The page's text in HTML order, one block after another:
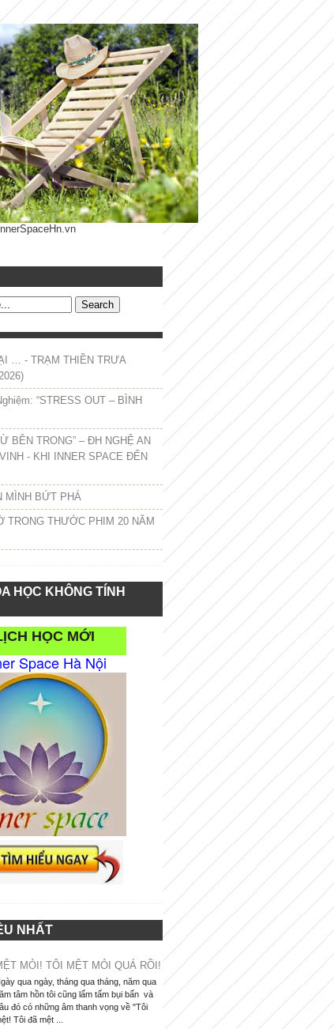
… - TRẠM THIỀN TRƯA
“STRESS OUT – BÌNH
BÊN TRONG” – ĐH NGHỆ AN
- KHI INNER SPACE ĐẾN
MÌNH BỨT PHÁ
TRONG THƯỚC PHIM 20 NĂM
HỌC KHÔNG TÍNH
HỌC MỚI
Space Hà Nội
NHẤT
MỎI! TÔI MỆT MỎI QUÁ RỒI!
qua ngày, tháng qua tháng, năm qua
tâm hồn tôi cũng lấm tấm bụi bẩn và
đó có những âm thanh vọng về "Tôi
Tôi đã mệt ...